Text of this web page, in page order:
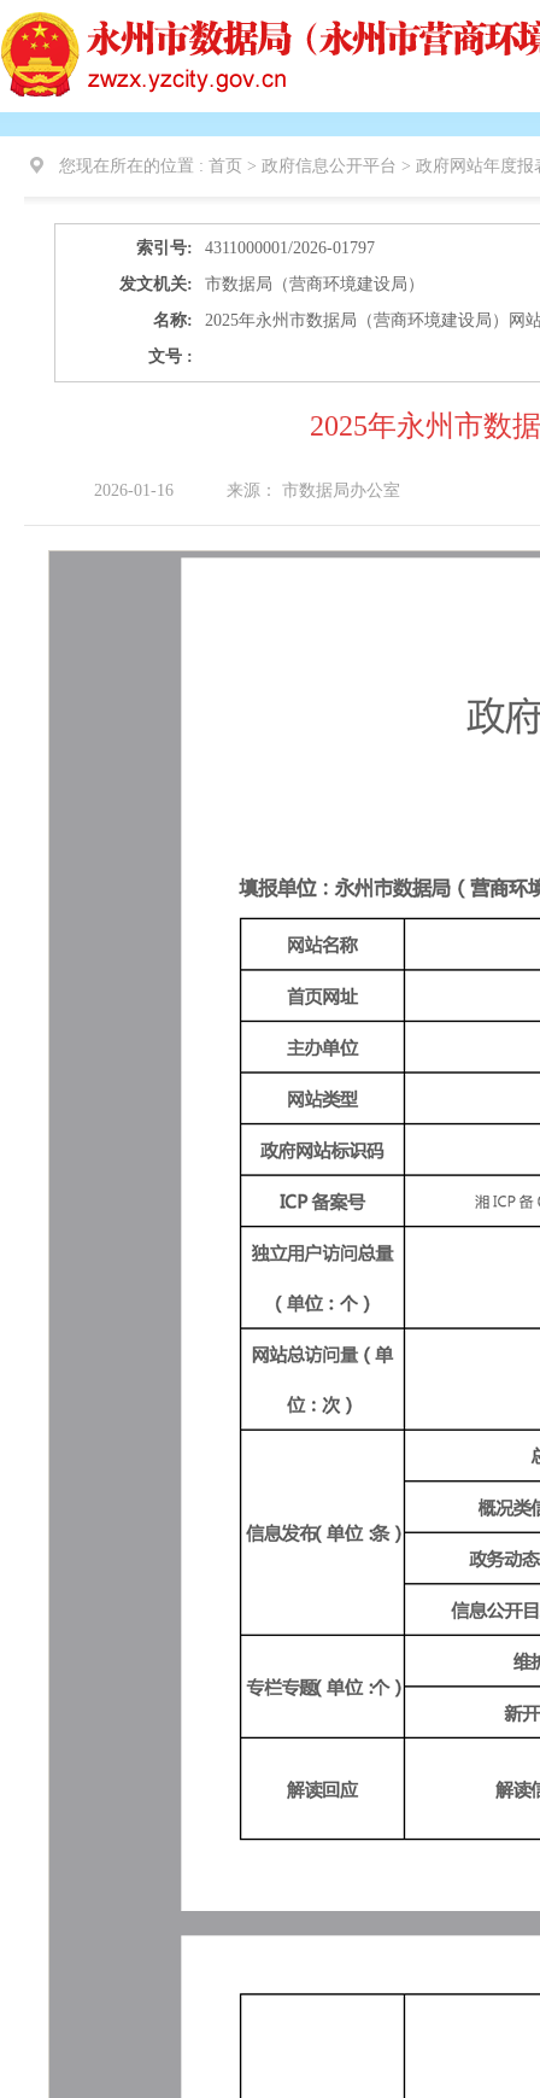
您现在所在的位置 : 首页 > 政府信息公开平台 > 政府网站年度报
索引号:
4311000001/2026-01797
发文机关:
市数据局（营商环境建设局）
名称:
2025年永州市数据局（营商环境建设局）网
文号 :
2025年永州市数
2026-01-16 来源： 市数据局办公室